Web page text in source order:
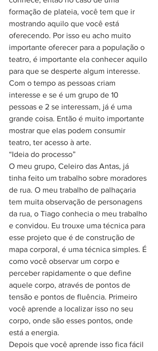
formação de plateia, você tem que ir
mostrando aquilo que você está
oferecendo. Por isso eu acho muito
importante oferecer para a população o
teatro, é importante ela conhecer aquilo
para que se desperte algum interesse.
Com o tempo as pessoas criam
interesse e se é um grupo de 10
pessoas e 2 se interessam, já é uma
grande coisa. Então é muito importante
mostrar que elas podem consumir
teatro, ter acesso à arte.
“Ideia do processo”
O meu grupo, Celeiro das Antas, já
tinha feito um trabalho sobre moradores
de rua. O meu trabalho de palhaçaria
tem muita observação de personagens
da rua, o Tiago conhecia o meu trabalho
e convidou. Eu trouxe uma técnica para
esse projeto que é de construção de
mapa corporal, é uma técnica simples. É
como você observar um corpo e
perceber rapidamente o que define
aquele corpo, através de pontos de
tensão e pontos de fluência. Primeiro
você aprende a localizar isso no seu
corpo, onde são esses pontos, onde
está a energia.
Depois que você aprende isso fica fácil